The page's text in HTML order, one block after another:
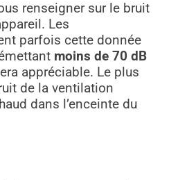
renseigner sur le bruit
Les
parfois cette donnée
moins de 70 dB
appréciable. Le plus
de la ventilation
dans l’enceinte du